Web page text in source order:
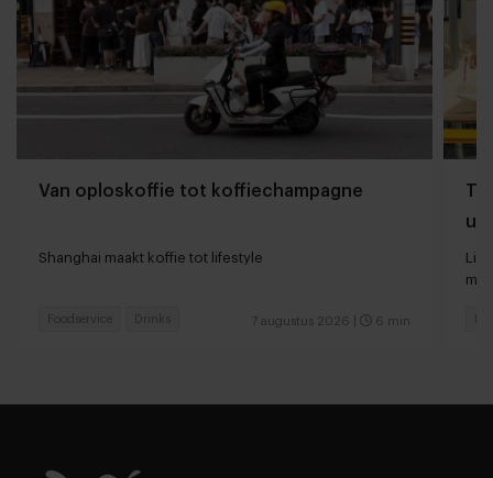
Van oploskoffie tot koffiechampagne
Shanghai maakt koffie tot lifestyle
7 augustus 2026 6 min
Foodservice Drinks